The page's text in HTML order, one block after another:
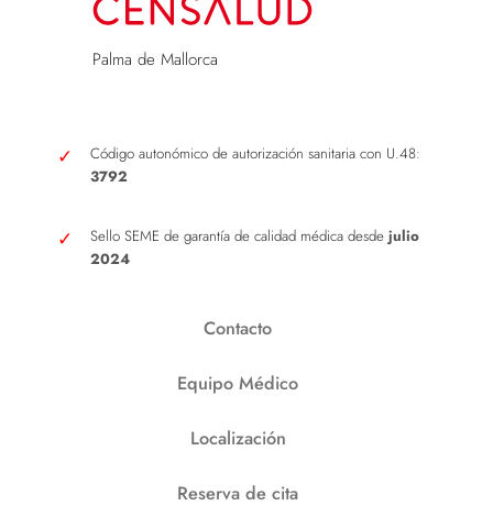
Palma de Mallorca
Código autonómico de autorización sanitaria con U.48:
3792
Sello SEME de garantía de calidad médica desde julio
2024
Contacto
Equipo Médico
Localización
Reserva de cita